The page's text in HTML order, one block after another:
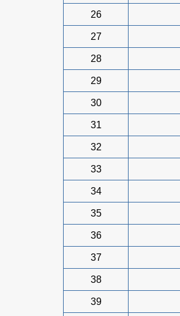
26
27
28
29
30
31
32
33
34
35
36
37
38
39